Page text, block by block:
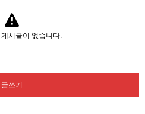
시글이 없습니다.
글쓰기